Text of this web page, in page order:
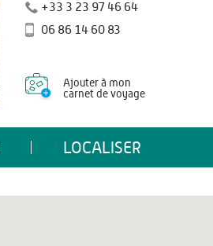
+33 3 23 97 46 64
06 86 14 60 83
Ajouter à mon
carnet de voyage
LOCALISER